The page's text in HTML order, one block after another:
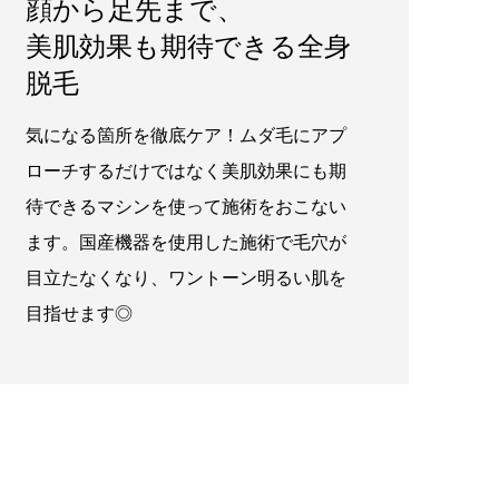
顔から足先まで、
美肌効果も期待できる全身
脱毛
気になる箇所を徹底ケア！ムダ毛にアプ
ローチするだけではなく美肌効果にも期
待できるマシンを使って施術をおこない
ます。国産機器を使用した施術で毛穴が
目立たなくなり、ワントーン明るい肌を
目指せます◎